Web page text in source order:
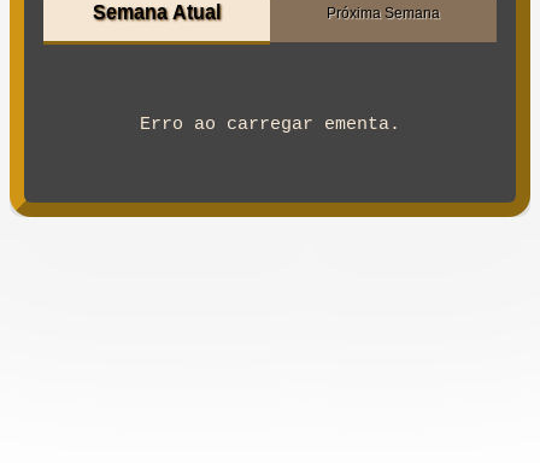
Semana Atual Próxima Semana
Erro ao carregar ementa.